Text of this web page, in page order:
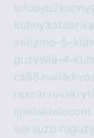
xehyroo-5-
guzywia-4-
cs68.ru
raszar.ru
seksuzb.ru